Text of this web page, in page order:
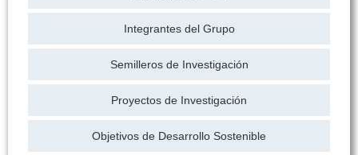
Integrantes del Grupo
Semilleros de Investigación
Proyectos de Investigación
Objetivos de Desarrollo Sostenible